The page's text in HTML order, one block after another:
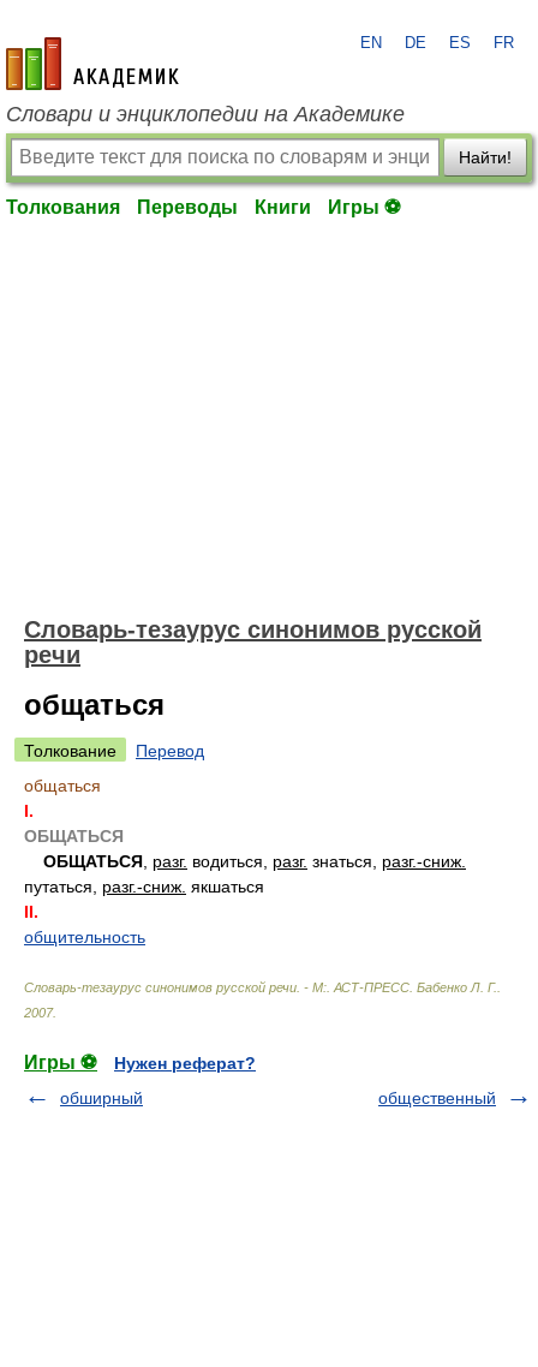
academic.ru
EN DE ES FR
Словари и энциклопедии на Академике
Найти!
Толкования Переводы Книги Игры ⚽
Словарь-тезаурус синонимов русской
речи
общаться
Толкование
Перевод
общаться
I.
ОБЩАТЬСЯ
ОБЩАТЬСЯ разг. водиться, разг. знаться, разг.-сниж.
путаться, разг.-сниж. якшаться
II.
общительность
Словарь-тезаурус синонимов русской речи. - М:. АСТ-ПРЕСС Бабенко Л. Г.
2007.
Игры ⚽
Нужен реферат?
обширный
общественный